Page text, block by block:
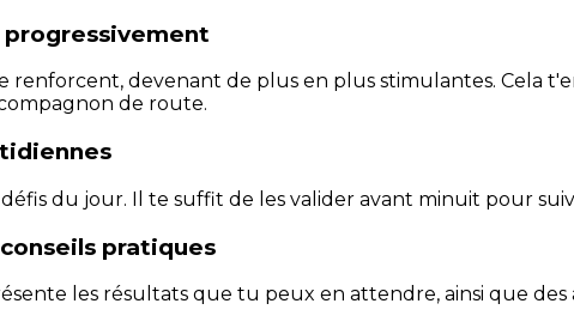
renforcent, devenant de plus en plus stimulantes. Cela
de route.
du jour. Il te suffit de les valider avant minuit pour
pratiques
les résultats que tu peux en attendre, ainsi que